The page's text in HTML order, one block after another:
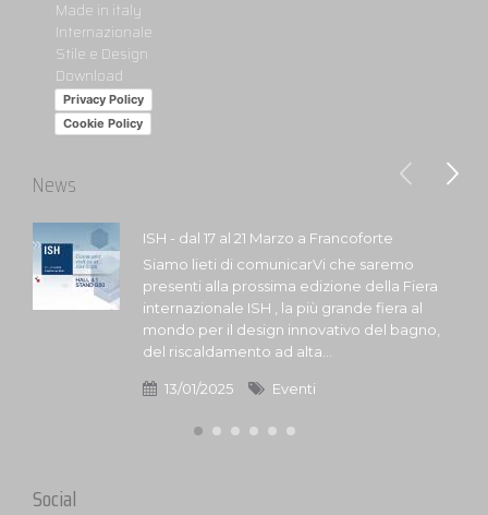
Made in italy
Internazionale
Stile e Design
Download
Privacy Policy
Cookie Policy
News
ISH - dal 17 al 21 Marzo a Francoforte
Siamo lieti di comunicarVi che saremo
presenti alla prossima edizione della Fiera
internazionale ISH , la più grande fiera al
mondo per il design innovativo del bagno,
del riscaldamento ad alta...
13/01/2025 Eventi
Social